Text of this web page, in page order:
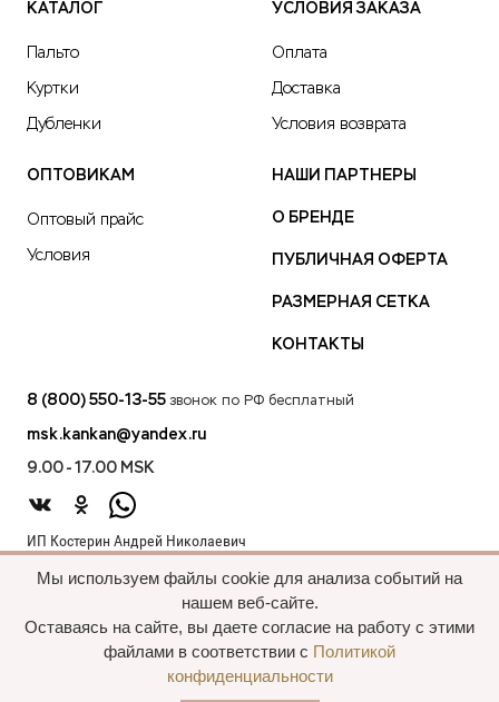
КАТАЛОГ
Пальто
Куртки
Дубленки
УСЛОВИЯ ЗАКАЗА
Оплата
Доставка
Условия возврата
ОПТОВИКАМ
Оптовый прайс
Условия
НАШИ ПАРТНЕРЫ
О БРЕНДЕ
ПУБЛИЧНАЯ ОФЕРТА
РАЗМЕРНАЯ СЕТКА
КОНТАКТЫ
8 (800) 550-13-55 звонок по РФ бесплатный
msk.kankan@yandex.ru
9.00 - 17.00 MSK
ИП Костерин Андрей Николаевич
440012, проезд 2-й Лиственный д.20 г. Пенза Пензенская обл.,
Мы используем файлы cookie для анализа событий на
нашем веб-сайте.
Оставаясь на сайте, вы даете согласие на работу с этими
файлами в соответствии с Политикой
конфиденциальности